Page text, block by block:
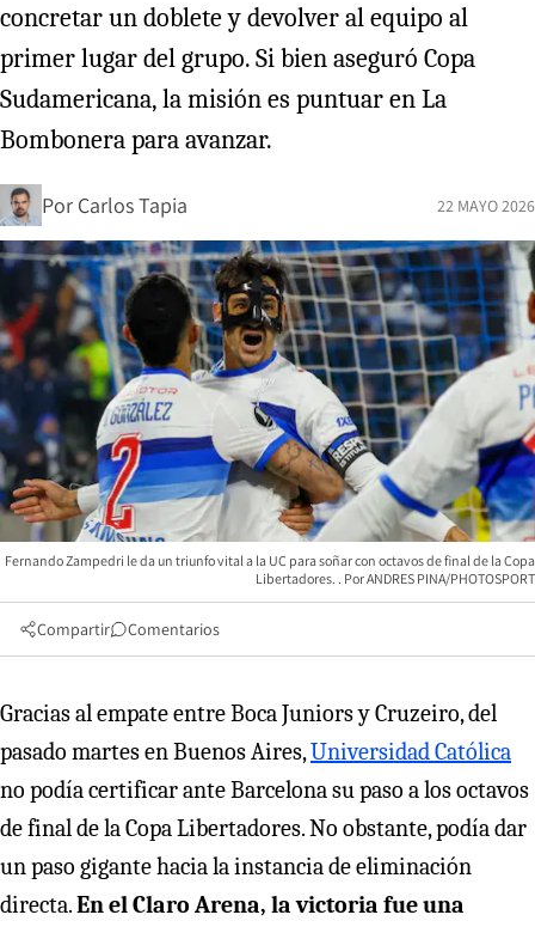
concretar un doblete y devolver al equipo al
primer lugar del grupo. Si bien aseguró Copa
Sudamericana, la misión es puntuar en La
Bombonera para avanzar.
Por Carlos Tapia 22 MAYO 2026
Fernando Zampedri le da un triunfo vital a la UC para soñar con octavos de final de la Copa
Libertadores.
ANDRES PINA/PHOTOSPORT
Compartir Comentarios
Gracias al empate entre Boca Juniors y Cruzeiro, del
pasado martes en Buenos Aires,Universidad Católica
no podía certificar ante Barcelona su paso a los octavos
de final de la Copa Libertadores. No obstante, podía dar
un paso gigante hacia la instancia de eliminación
directa.En el Claro Arena, la victoria fue una